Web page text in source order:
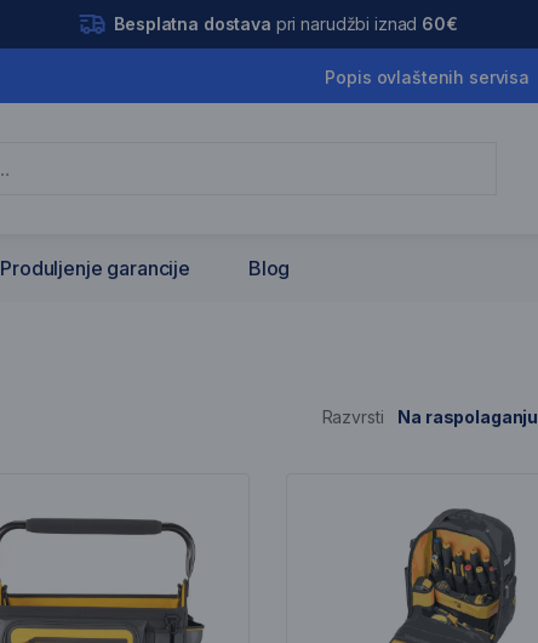
Besplatna dostava pri narudžbi iznad 60€
Popis ovlaštenih servisa
Produljenje garancije Blog
Razvrsti Na raspolaganju